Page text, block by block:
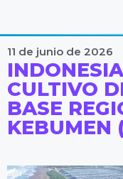
11 de junio de 2026
CULTIVO
BASE
KEBUMEN